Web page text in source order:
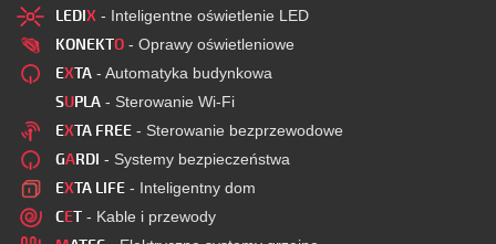
LEDIX - Inteligentne oświetlenie LED
KONEKTO - Oprawy oświetleniowe
EXTA - Automatyka budynkowa
SUPLA - Sterowanie Wi-Fi
EXTA FREE - Sterowanie bezprzewodowe
GARDI - Systemy bezpieczeństwa
EXTA LIFE - Inteligentny dom
CET - Kable i przewody